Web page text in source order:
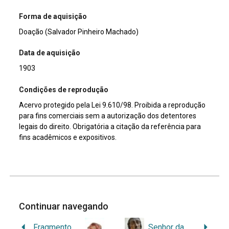
Forma de aquisição
Doação (Salvador Pinheiro Machado)
Data de aquisição
1903
Condições de reprodução
Acervo protegido pela Lei 9.610/98. Proibida a reprodução
para fins comerciais sem a autorização dos detentores
legais do direito. Obrigatória a citação da referência para
fins acadêmicos e expositivos.
Continuar navegando